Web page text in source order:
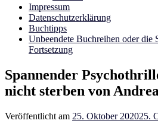
Impressum
Datenschutzerklärung
Buchtipps
Unbeendete Buchreihen oder die
Fortsetzung
Spannender
nicht sterben von
Veröffentlicht am 25. Oktober 202025.